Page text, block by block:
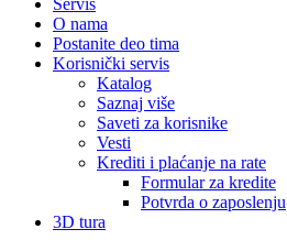
Servis
O nama
Postanite deo tima
Korisnički servis
Katalog
Saznaj više
Saveti za korisnike
Vesti
Krediti i plaćanje na rate
Formular za kredite
Potvrda o zaposlenju
3D tura